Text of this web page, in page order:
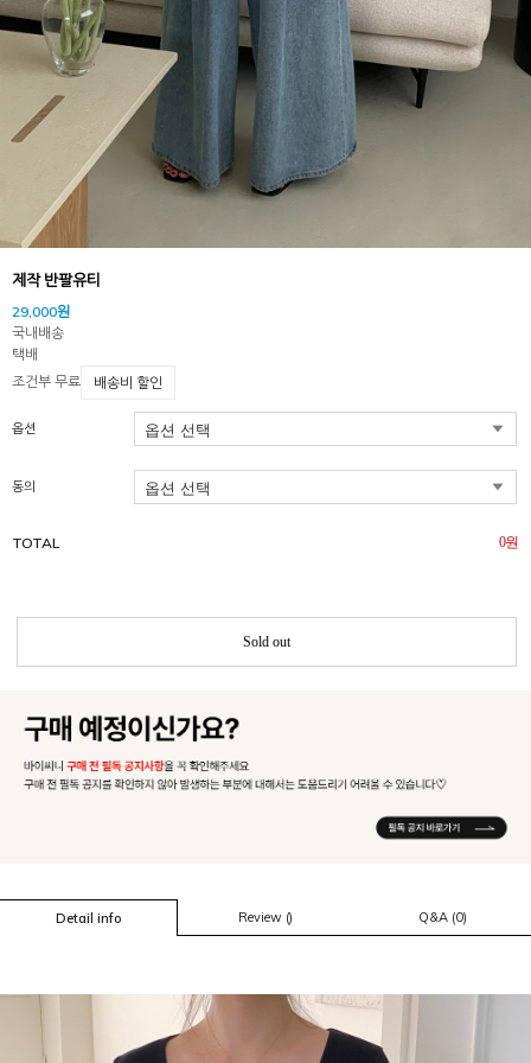
제작 반팔유티
29,000원
국내배송
택배
조건부 무료
배송비 할인
옵션
동의
TOTAL 0원
Sold out
Detail info Review () Q&A (0)